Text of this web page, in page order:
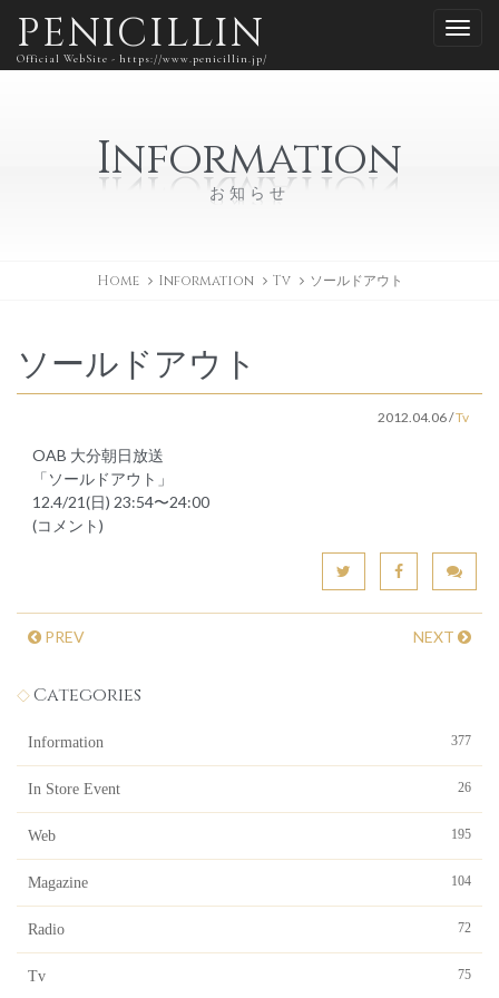
PENICILLIN
Official WebSite - https://www.penicillin.jp/
Information
お知らせ
Home Information Tv ソールドアウト
ソールドアウト
2012.04.06/Tv
OAB 大分朝日放送
「ソールドアウト」
12.4/21(日) 23:54〜24:00
(コメント)
PREV NEXT
Categories
Information 377
In Store Event 26
Web 195
Magazine 104
Radio 72
Tv 75